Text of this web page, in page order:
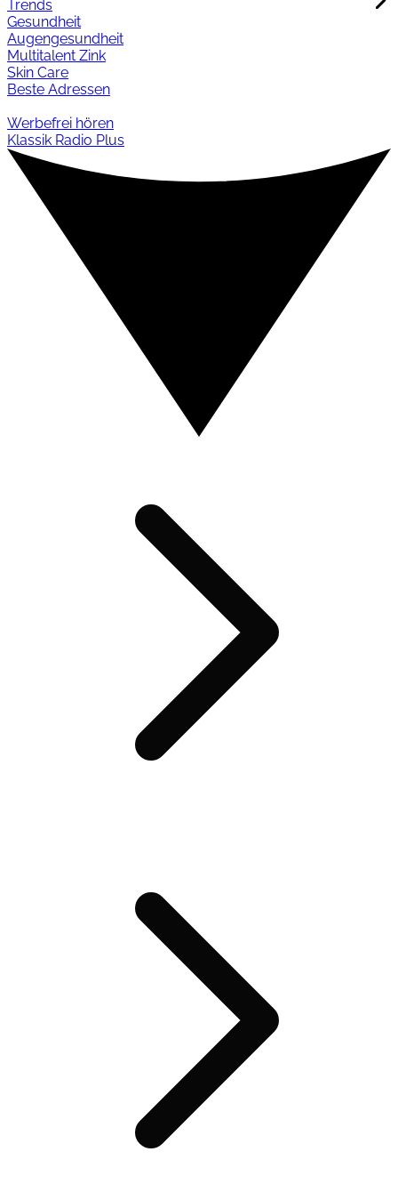
Trends
Gesundheit
Augengesundheit
Multitalent Zink
Skin Care
Beste Adressen
Werbefrei hören
Klassik Radio Plus